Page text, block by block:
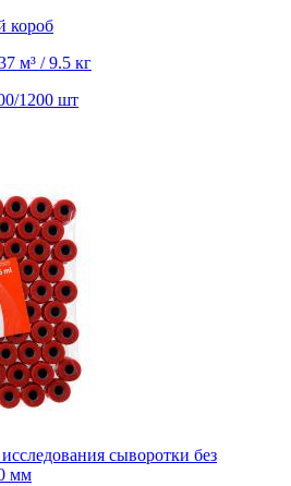
короб
м³ / 9.5 кг
1200 шт
сыворотки без
мм